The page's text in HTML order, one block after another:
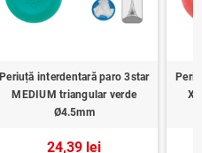
Periuță interdentară paro 3star
MEDIUM triangular verde
Ø4.5mm
24,39 lei